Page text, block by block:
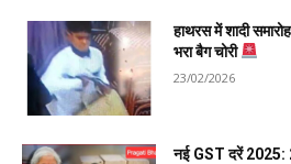
हाथरस में शादी
भरा बैग चोरी
23/02/2026
नई GST दरें 2025: